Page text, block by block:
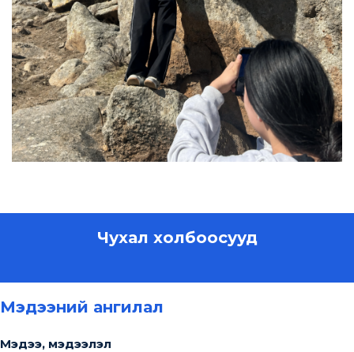
Чухал холбоосууд
Мэдээний ангилал
Мэдээ, мэдээлэл